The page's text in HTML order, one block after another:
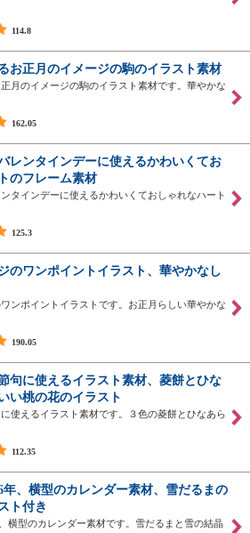
114.8
お正月のイメージの駒のイラスト素材
月のイメージの駒のイラスト素材です。華やかな
162.05
レンタインデーに使えるかわいくてお
のフレーム素材
タインデーに使えるかわいくておしゃれなハート
125.3
のワンポイントイラスト、華やかなし
ンポイントイラストです。お正月らしい華やかな
190.05
句に使えるイラスト素材、菱餅とひな
い桃の花のイラスト
使えるイラスト素材です。３色の菱餅とひなあら
112.35
年、横型のカレンダー素材、雪だるまの
ト付き
横型のカレンダー素材です。雪だるまと雪の結晶